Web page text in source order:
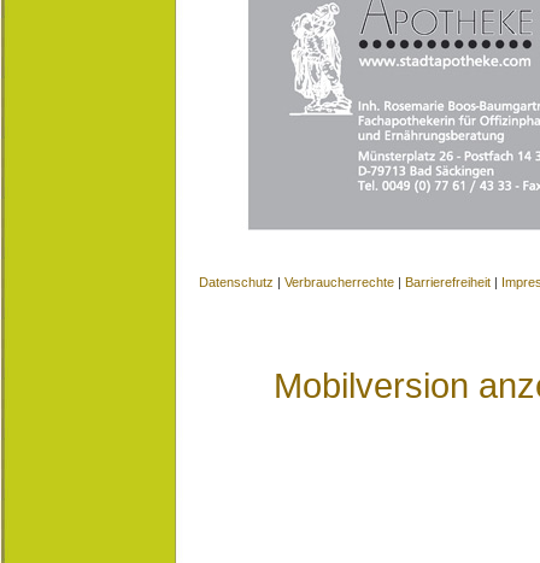
Datenschutz | Verbraucherrechte | Barrierefreiheit |
Mobilversion